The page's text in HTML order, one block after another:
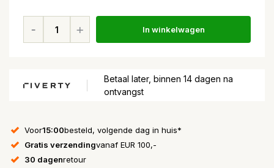
In winkelwagen
Betaal later, binnen 14 dagen na
ontvangst
Voor15:00besteld, volgende dag in huis*
Gratis verzendingvanaf EUR 100,-
30 dagenretour